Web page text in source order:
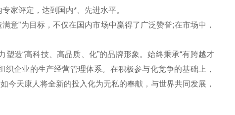
家评定，达到国内*、先进水平。
”为目标，不仅在国内市场中赢得了广泛赞誉;在市场中，
“高科技、高品质、化”的品牌形象。始终秉承“有跨越才
企业的生产经营管理体系。在积极参与化竞争的基础上，
今天康人将全新的投入化为无私的奉献，与世界共同发展，